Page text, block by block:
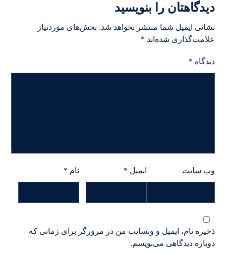
دیدگاهتان را بنویسید
نشانی ایمیل شما منتشر نخواهد شد. بخش‌های موردنیاز
علامت‌گذاری شده‌اند *
دیدگاه *
نام * ایمیل * وب‌ سایت
ذخیره نام، ایمیل و وبسایت من در مرورگر برای زمانی که
دوباره دیدگاهی می‌نویسم.